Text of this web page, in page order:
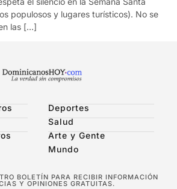
populosos y lugares turísticos). No se
las […]
Deportes
Salud
Arte y Gente
Mundo
BOLETÍN PARA RECIBIR INFORMACIÓN
Y OPINIONES GRATUITAS.